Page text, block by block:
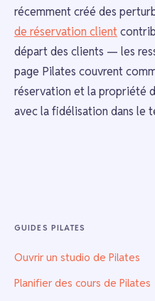
récemment créé des
de réservation client
départ des clients — les
page Pilates couvrent
réservation et la propriété
avec la fidélisation dans le
GUIDES PILATES
Ouvrir un studio de Pilates
Planifier des cours de Pilates